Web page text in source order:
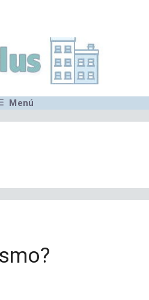
Menú